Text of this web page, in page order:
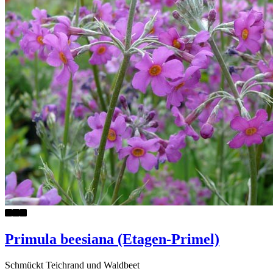
Primula beesiana (Etagen-Primel)
Schmückt Teichrand und Waldbeet